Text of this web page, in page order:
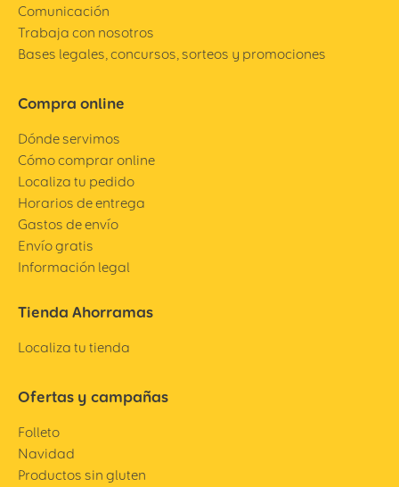
Comunicación
Trabaja con nosotros
Bases legales, concursos, sorteos y promociones
Compra online
Dónde servimos
Cómo comprar online
Localiza tu pedido
Horarios de entrega
Gastos de envío
Envío gratis
Información legal
Tienda Ahorramas
Localiza tu tienda
Ofertas y campañas
Folleto
Navidad
Productos sin gluten